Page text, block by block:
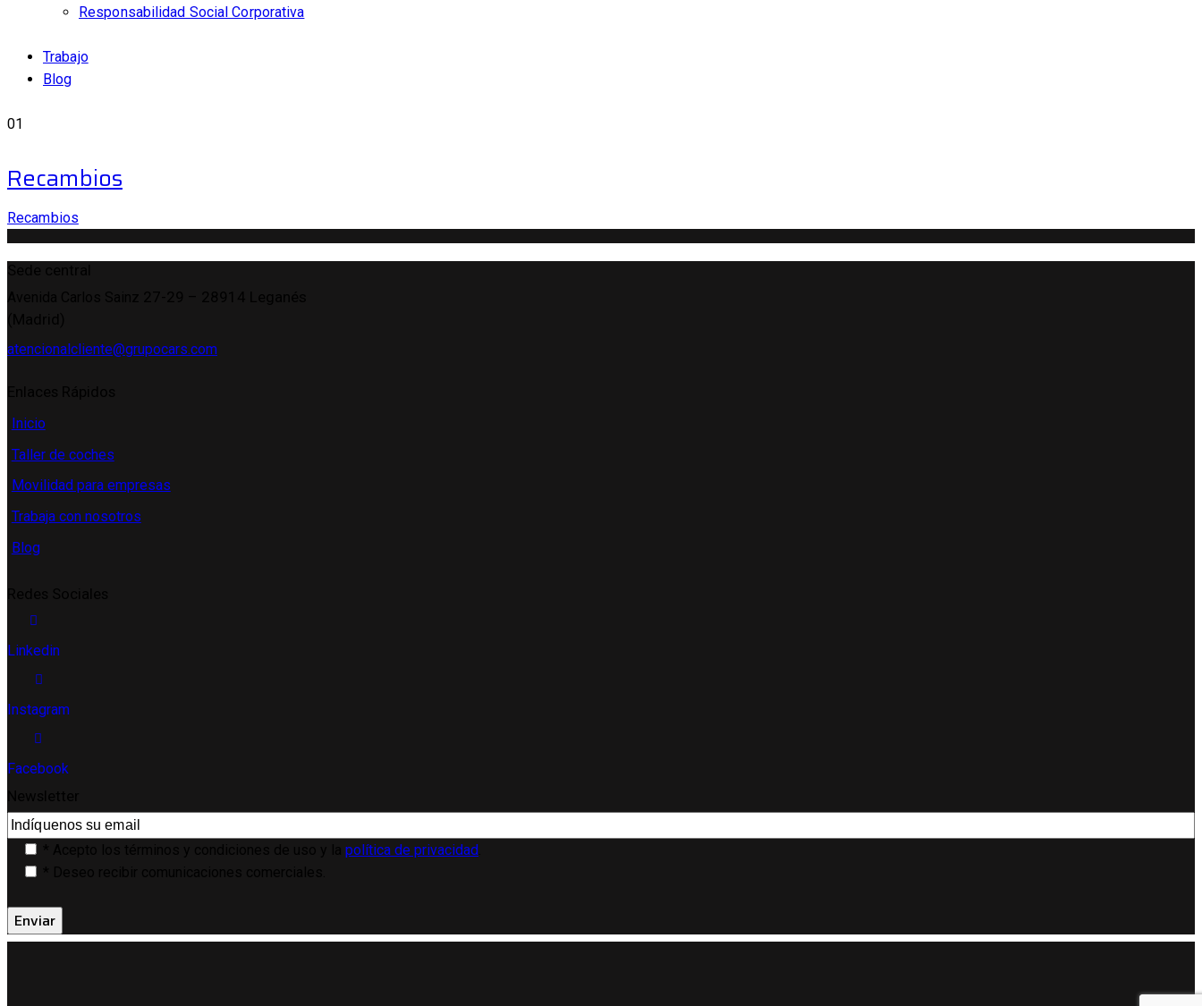
Responsabilidad Social Corporativa
Trabajo
Blog
01
Recambios
Recambios
atencionalcliente@grupocars.com
Inicio
Taller de coches
Movilidad para empresas
Trabaja con nosotros
Blog
Linkedin
Instagram
Facebook
política de privacidad